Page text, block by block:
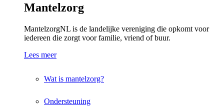
Mantelzorg
MantelzorgNL is de landelijke vereniging die opkomt voor
iedereen die zorgt voor familie, vriend of buur.
Lees meer
Wat is mantelzorg?
Ondersteuning